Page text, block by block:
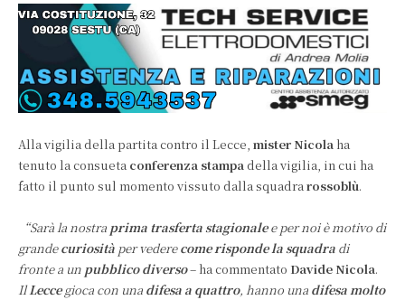
Alla vigilia della partita contro il Lecce, mister Nicola ha
tenuto la consueta conferenza stampadella vigilia, in cui ha
fatto il punto sul momento vissuto dalla squadrarossoblù.
“Sarà la nostra prima trasferta stagionalee per noi è motivo di
grandecuriosità per vederecome risponde la squadra di
fronte a un pubblico diverso– ha commentato Davide Nicola.
IlLeccegioca con una difesa a quattro, hanno una difesa molto